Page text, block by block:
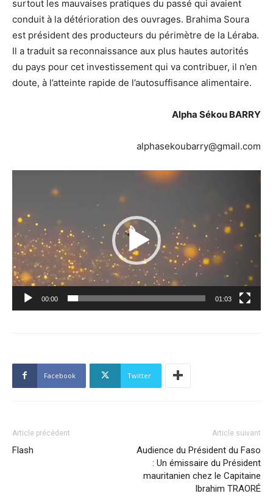
surtout les mauvaises pratiques du passé qui avaient
conduit à la détérioration des ouvrages. Brahima Soura
est président des producteurs du périmètre de la Léraba.
Il a traduit sa reconnaissance aux plus hautes autorités
du pays pour cet investissement qui va contribuer, il n’en
doute, à l’atteinte rapide de l’autosuffisance alimentaire.
Alpha Sékou BARRY
alphasekoubarry@gmail.com
Lecteur
00:00 01:03
Facebook Twitter
Article précédent
Flash
Article suivant
Audience du Président du Faso
: Un émissaire du Président
mauritanien chez le Capitaine
Ibrahim TRAORÉ